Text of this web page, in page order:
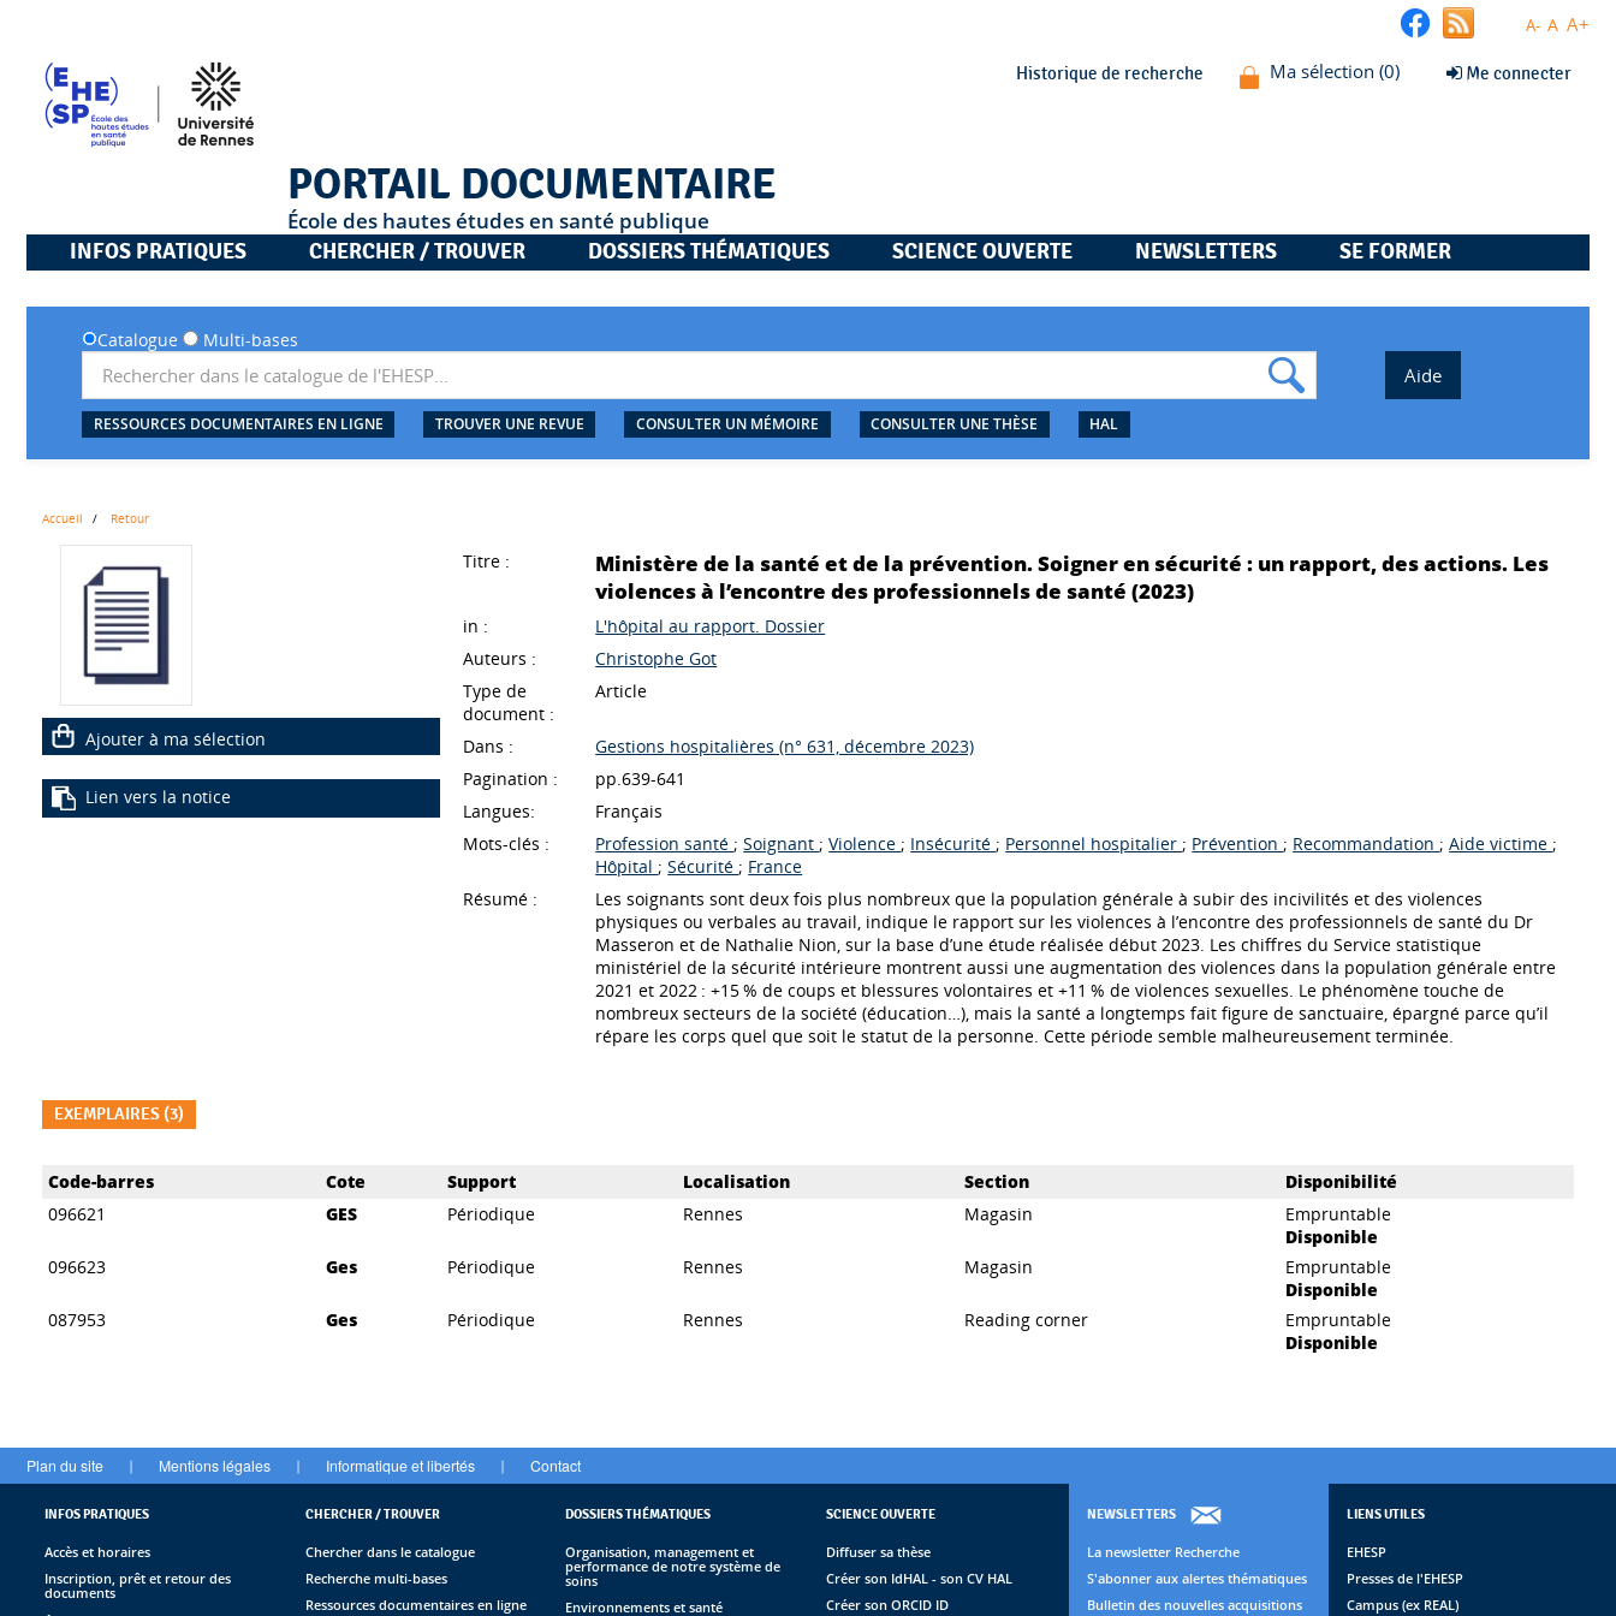
A- A A+
Historique de recherche Me connecter
PORTAIL DOCUMENTAIRE
École des hautes études en santé publique
INFOS PRATIQUES
CHERCHER / TROUVER DOSSIERS THÉMATIQUES SCIENCE OUVERTE NEWSLETTERS SE FORMER
Catalogue Multi-bases
RESSOURCES DOCUMENTAIRES EN LIGNE TROUVER UNE REVUE CONSULTER UN MÉMOIRE CONSULTER UNE THÈSE HAL
Accueil Retour
Ajouter à ma sélection
Lien vers la notice
Titre :
Ministère de la santé et de la prévention. Soigner en sécurité : un rapport, des actions. Les
violences à l’encontre des professionnels de santé (2023)
in :
L'hôpital au rapport. Dossier
Auteurs :
Christophe Got
Type de
document :
Article
Dans :
Gestions hospitalières (n° 631, décembre 2023)
Pagination :
pp.639-641
Langues:
Français
Mots-clés :
Profession santé ; Soignant ; Violence ; Insécurité ; Personnel hospitalier ; Prévention ; Recommandation ; Aide victime ;
Hôpital ; Sécurité ; France
Résumé :
Les soignants sont deux fois plus nombreux que la population générale à subir des incivilités et des violences
physiques ou verbales au travail, indique le rapport sur les violences à l’encontre des professionnels de santé du Dr
Masseron et de Nathalie Nion, sur la base d’une étude réalisée début 2023. Les chiffres du Service statistique
ministériel de la sécurité intérieure montrent aussi une augmentation des violences dans la population générale entre
2021 et 2022 : +15 % de coups et blessures volontaires et +11 % de violences sexuelles. Le phénomène touche de
nombreux secteurs de la société (éducation…), mais la santé a longtemps fait figure de sanctuaire, épargné parce qu’il
répare les corps quel que soit le statut de la personne. Cette période semble malheureusement terminée.
EXEMPLAIRES (3)
Liste des exemplaires
Code-barres Cote Support Localisation Section
Disponibilité
096621
GES Périodique Rennes Magasin
Empruntable
Disponible
096623
Ges Périodique Rennes Magasin
Empruntable
Disponible
087953
Ges Périodique Rennes Reading corner
Empruntable
Disponible
Plan du site | Mentions légales | Informatique et libertés | Contact
INFOS PRATIQUES
Accès et horaires
Inscription, prêt et retour des
documents
CHERCHER / TROUVER
Chercher dans le catalogue
Recherche multi-bases
Ressources documentaires en ligne
DOSSIERS THÉMATIQUES
Organisation, management et
performance de notre système de
soins
Environnements et santé
SCIENCE OUVERTE
Diffuser sa thèse
Créer son IdHAL - son CV HAL
Créer son ORCID ID
NEWSLETTERS
La newsletter Recherche
S'abonner aux alertes thématiques
Bulletin des nouvelles acquisitions
LIENS UTILES
EHESP
Presses de l'EHESP
Campus (ex REAL)